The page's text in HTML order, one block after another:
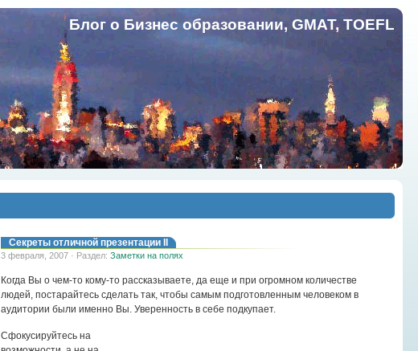
Блог о Бизнес образовании, GMAT, TOEFL
Секреты отличной презентации II
3 февраля, 2007 · Раздел: Заметки на полях
Когда Вы о чем-то кому-то рассказываете, да еще и при огромном количестве
людей, постарайтесь сделать так, чтобы самым подготовленным человеком в
аудитории были именно Вы. Уверенность в себе подкупает.
Сфокусируйтесь на